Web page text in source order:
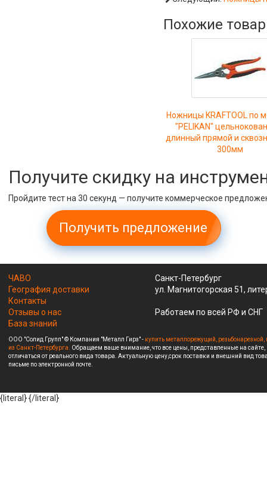
Похожие
Ножницы KRAFTOOL по
"PELIKAN"
длинный прямой и
300мм
Получите скидку на
Пройдите тест на 30 секунд — получите коммерческое
Получить предложение
ЧАВО
География доставки
Контакты
Отзывы о нас
База знаний
Санкт-Петербург
ул. Магнитогорская 51,
Работаем по всей РФ и СНГ
ООО "Солид Групп" © Компания "Металл Гирз" - купить металлорежущий,
из Санкт-Петербурга. Обращаем ваше внимание, что все цены, представленные на
отличаться от реального вида товара. Актуальную цену,срок поставки и внешний вид
письме по электронной почте.
{literal}{/literal}